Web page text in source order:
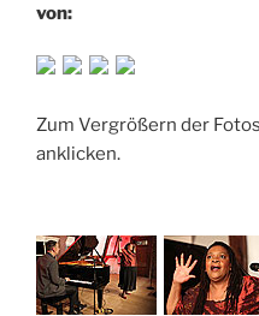
von:
Zum Vergrößern der
anklicken.